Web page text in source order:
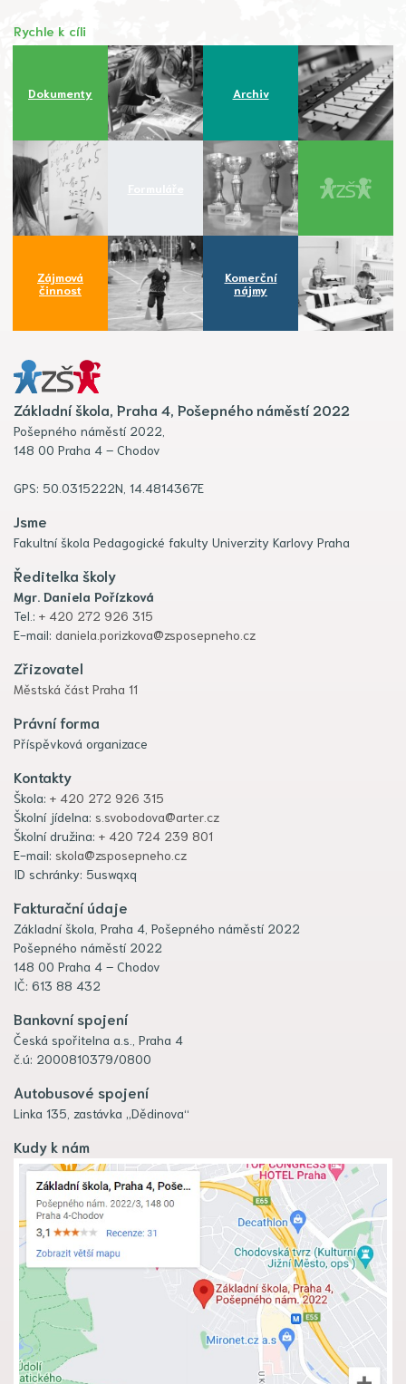
Rychle k cíli
Dokumenty Archiv
Zájmová
činnost
Komerční
nájmy
Základní škola, Praha 4, Pošepného náměstí 2022
Pošepného náměstí 2022,
148 00 Praha 4 – Chodov
GPS: 50.0315222N, 14.4814367E
Jsme
Fakultní škola Pedagogické fakulty Univerzity Karlovy Praha
Ředitelka školy
Mgr. Daniela Pořízková
Tel.: + 420 272 926 315
E-mail: daniela.porizkova@zsposepneho.cz
Zřizovatel
Městská část Praha 11
Právní forma
Příspěvková organizace
Kontakty
Škola: + 420 272 926 315
Školní jídelna: s.svobodova@arter.cz
Školní družina: + 420 724 239 801
E-mail: skola@zsposepneho.cz
ID schránky: 5uswqxq
Fakturační údaje
Základní škola, Praha 4, Pošepného náměstí 2022
Pošepného náměstí 2022
148 00 Praha 4 – Chodov
IČ: 613 88 432
Bankovní spojení
Česká spořitelna a.s., Praha 4
č.ú: 2000810379/0800
Autobusové spojení
Linka 135, zastávka „Dědinova“
Kudy k nám